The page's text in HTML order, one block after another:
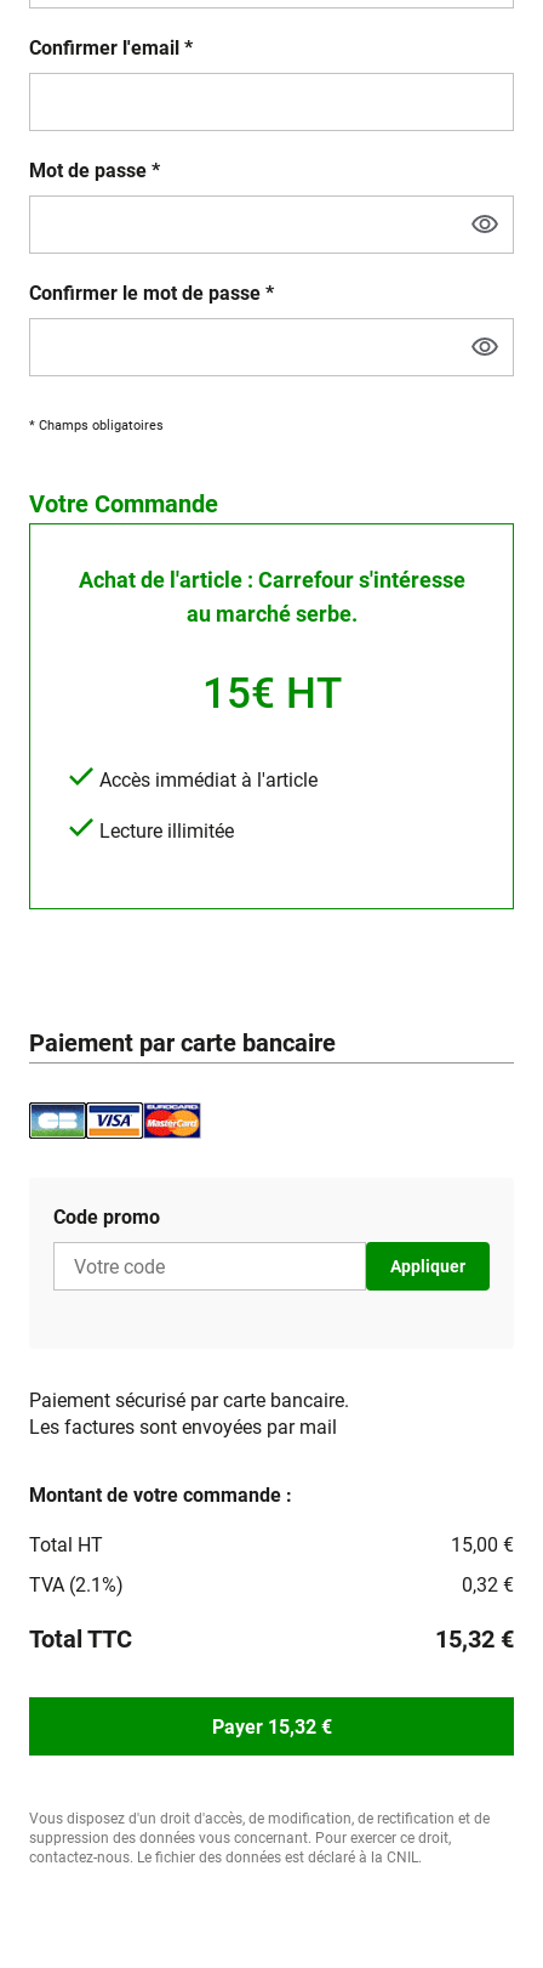
Confirmer l'email *
Mot de passe *
Confirmer le mot de passe *
* Champs obligatoires
Votre Commande
Achat de l'article : Carrefour s'intéresse
au marché serbe.
15€ HT
Accès immédiat à l'article
Lecture illimitée
Paiement par carte bancaire
Code promo
Appliquer
Paiement sécurisé par carte bancaire.
Les factures sont envoyées par mail
Montant de votre commande :
Total HT
15,00 €
TVA (2.1%)
0,32 €
Total TTC 15,32 €
Payer 15,32 €
Vous disposez d'un droit d'accès, de modification, de rectification et de
suppression des données vous concernant. Pour exercer ce droit,
contactez-nous. Le fichier des données est déclaré à la CNIL.